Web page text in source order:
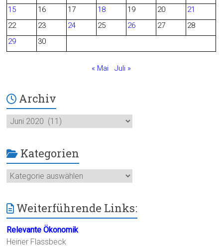
o
15
16 17 18 19 20
21
22
23 24 25 26 27
28
29
30
« Mai Juli »
Archiv
Archiv
Kategorien
Kategorien
Weiterführende Links:
Relevante Ökonomik
Heiner Flassbeck